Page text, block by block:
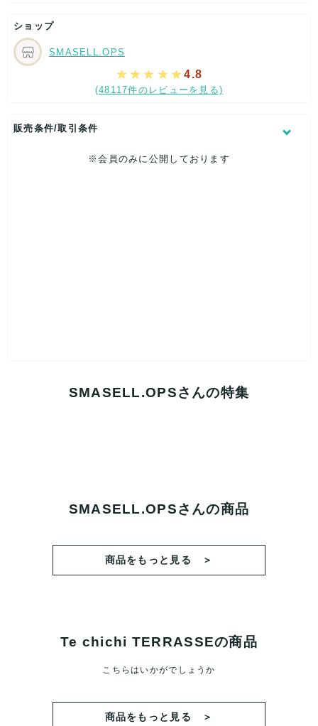
ショップ
SMASELL.OPS
4.8
(48117件のレビューを見る)
販売条件/取引条件
※会員のみに公開しております
SMASELL.OPSさんの特集
SMASELL.OPSさんの商品
商品をもっと見る ＞
Te chichi TERRASSEの商品
こちらはいかがでしょうか
商品をもっと見る ＞